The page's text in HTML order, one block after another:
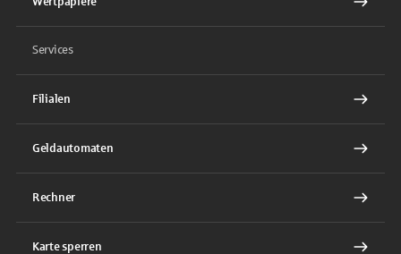
Services
Filialen
Geldautomaten
Rechner
Karte sperren